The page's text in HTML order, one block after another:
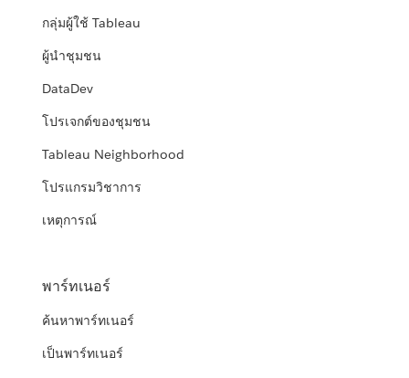
กลุ่มผู้ใช้ Tableau
ผู้นำชุมชน
DataDev
โปรเจกต์ของชุมชน
Tableau Neighborhood
โปรแกรมวิชาการ
เหตุการณ์
พาร์ทเนอร์
ค้นหาพาร์ทเนอร์
เป็นพาร์ทเนอร์